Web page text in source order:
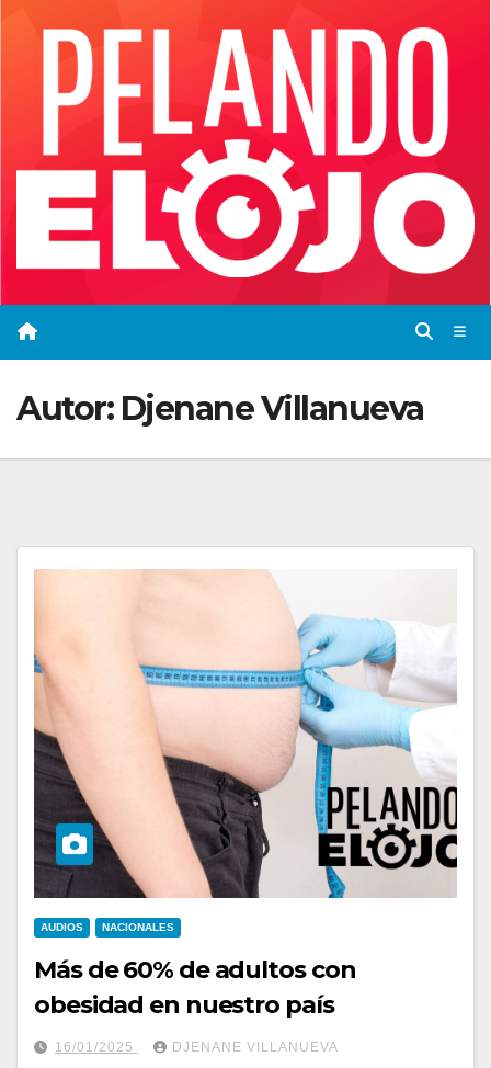
Autor: Djenane Villanueva
AUDIOS NACIONALES
Más de 60% de adultos con
obesidad en nuestro país
16/01/2025 DJENANE VILLANUEVA